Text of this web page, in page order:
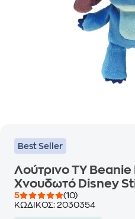
Best Seller
Λούτρινο TY Beanie
Χνουδωτό Disney
5
(10)
ΚΩΔΙΚΟΣ: 2030354